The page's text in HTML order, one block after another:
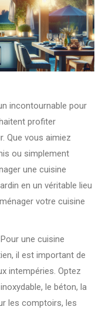
incontournable pour
profiter
Que vous aimiez
ou simplement
une cuisine
en un véritable lieu
votre cuisine
une cuisine
il est important de
intempéries. Optez
le béton, la
les comptoirs, les